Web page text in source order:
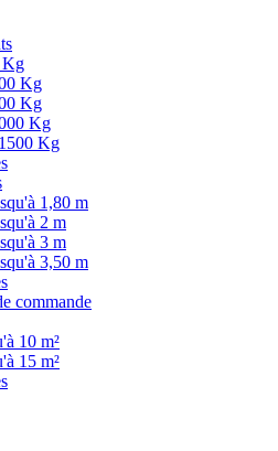
Kg
Kg
Kg
Kg
Kg
1,80 m
2 m
3 m
3,50 m
commande
10 m²
15 m²